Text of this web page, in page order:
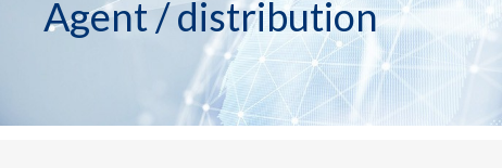
Agent / distribution